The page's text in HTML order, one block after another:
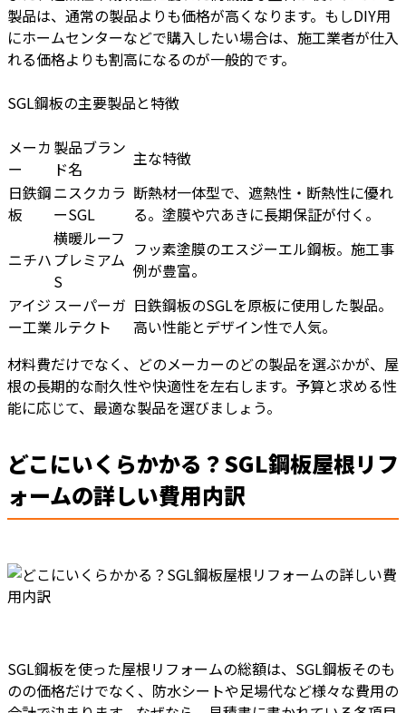
製品は、通常の製品よりも価格が高くなります。もしDIY用
にホームセンターなどで購入したい場合は、施工業者が仕入
れる価格よりも割高になるのが一般的です。
SGL鋼板の主要製品と特徴
メーカ
ー
製品ブラン
ド名
主な特徴
日鉄鋼
板
ニスクカラ
ーSGL
断熱材一体型で、遮熱性・断熱性に優れ
る。塗膜や穴あきに長期保証が付く。
ニチハ
横暖ルーフ
プレミアム
S
フッ素塗膜のエスジーエル鋼板。施工事
例が豊富。
アイジ
ー工業
スーパーガ
ルテクト
日鉄鋼板のSGLを原板に使用した製品。
高い性能とデザイン性で人気。
材料費だけでなく、どのメーカーのどの製品を選ぶかが、屋
根の長期的な耐久性や快適性を左右します。予算と求める性
能に応じて、最適な製品を選びましょう。
どこにいくらかかる？SGL鋼板屋根リフ
ォームの詳しい費用内訳
SGL鋼板を使った屋根リフォームの総額は、SGL鋼板そのも
のの価格だけでなく、防水シートや足場代など様々な費用の